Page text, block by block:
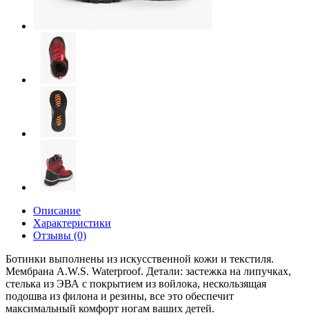
Описание
Характеристики
Отзывы (0)
Ботинки выполнены из искусственной кожи и текстиля.
Мембрана A.W.S. Waterproof. Детали: застежка на липучках,
стелька из ЭВА с покрытием из войлока, нескользящая
подошва из филона и резины, все это обеспечит
максимальный комфорт ногам ваших детей.